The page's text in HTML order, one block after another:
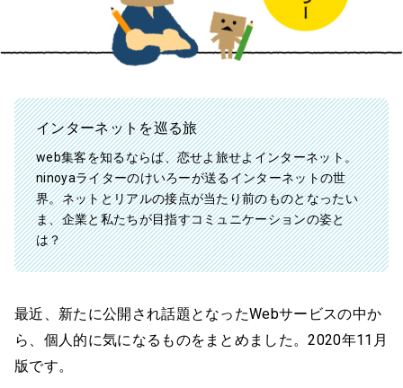
インターネットを巡る旅
web集客を知るならば、恋せよ旅せよインターネット。
ninoyaライターのけいろーが送るインターネットの世
界。ネットとリアルの接点が当たり前のものとなったい
ま、企業と私たちが目指すコミュニケーションの姿と
は？
最近、新たに公開され話題となったWebサービスの中か
ら、個人的に気になるものをまとめました。2020年11月
版です。